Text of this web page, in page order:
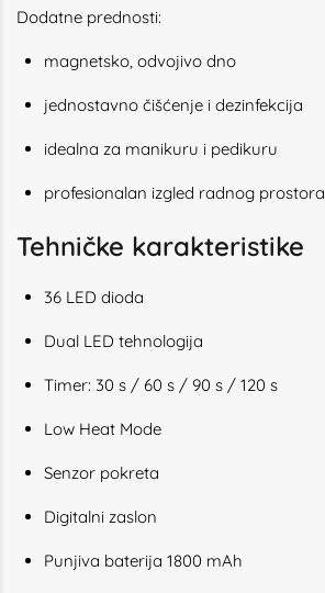
Dodatne prednosti:
magnetsko, odvojivo dno
jednostavno čišćenje i dezinfekcija
idealna za manikuru i pedikuru
profesionalan izgled radnog prostora
Tehničke karakteristike
36 LED dioda
Dual LED tehnologija
Timer: 30 s / 60 s / 90 s / 120 s
Low Heat Mode
Senzor pokreta
Digitalni zaslon
Punjiva baterija 1800 mAh